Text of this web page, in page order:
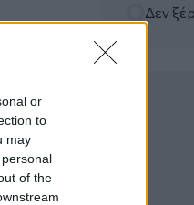
or
to
may
of the
06.08.2026 -
Kavita Patel
Forum: Ένα
Δεν